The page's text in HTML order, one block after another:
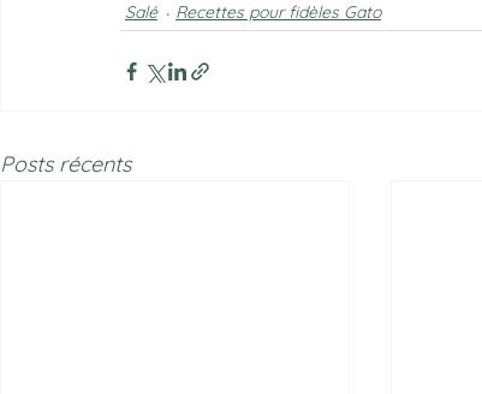
Salé Recettes pour fidèles Gato
Posts récents